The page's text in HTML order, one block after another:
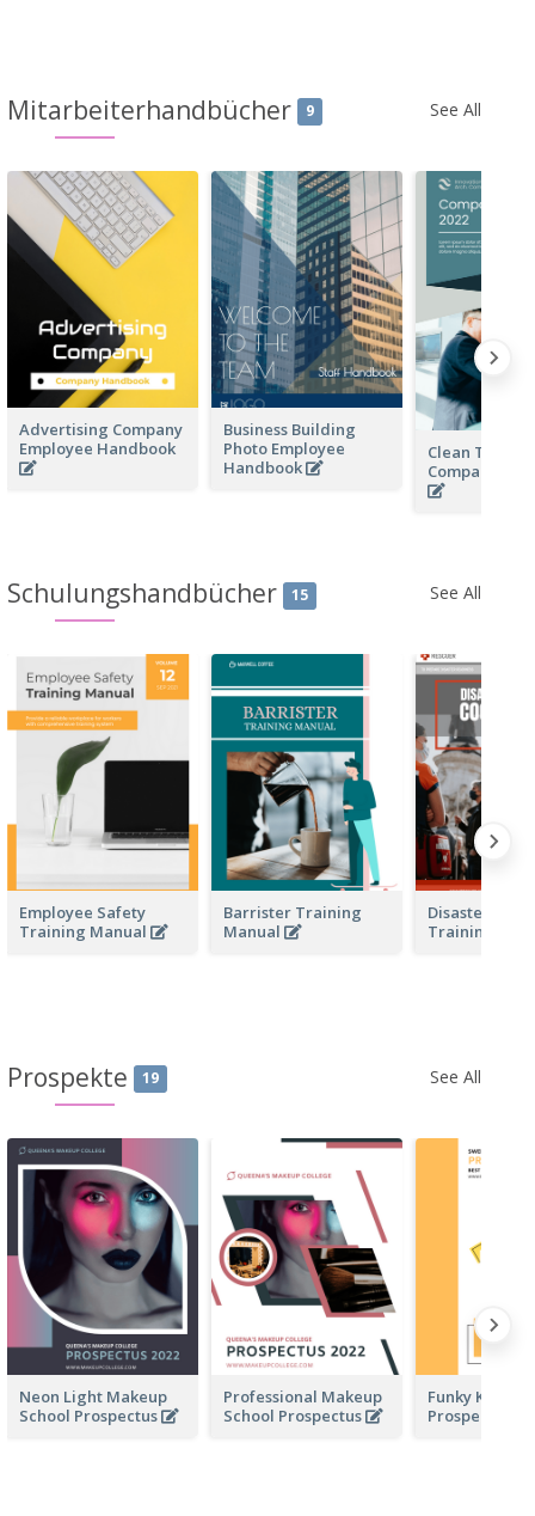
Mitarbeiterhandbücher 9 See All
Advertising Company
Employee Handbook
Business Building
Photo Employee
Handbook
Clean
Company
Schulungshandbücher 15 See All
Employee Safety
Training Manual
Barrister Training
Manual
Disaster
Training
Prospekte 19 See All
Neon Light Makeup
School Prospectus
Professional Makeup
School Prospectus
Funky
Prospectus